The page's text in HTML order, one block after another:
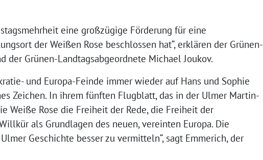
eine großzügige Förderung für eine
der Weißen Rose beschlossen hat“, erklären der Grünen-
der Grünen-Landtagsabgeordnete Michael Joukov.
und Europa-Feinde immer wieder auf Hans und Sophie
Zeichen. In ihrem fünften Flugblatt, das in der Ulmer Martin-
Weiße Rose die Freiheit der Rede, die Freiheit der
als Grundlagen des neuen, vereinten Europa. Die
Geschichte besser zu vermitteln“, sagt Emmerich, der